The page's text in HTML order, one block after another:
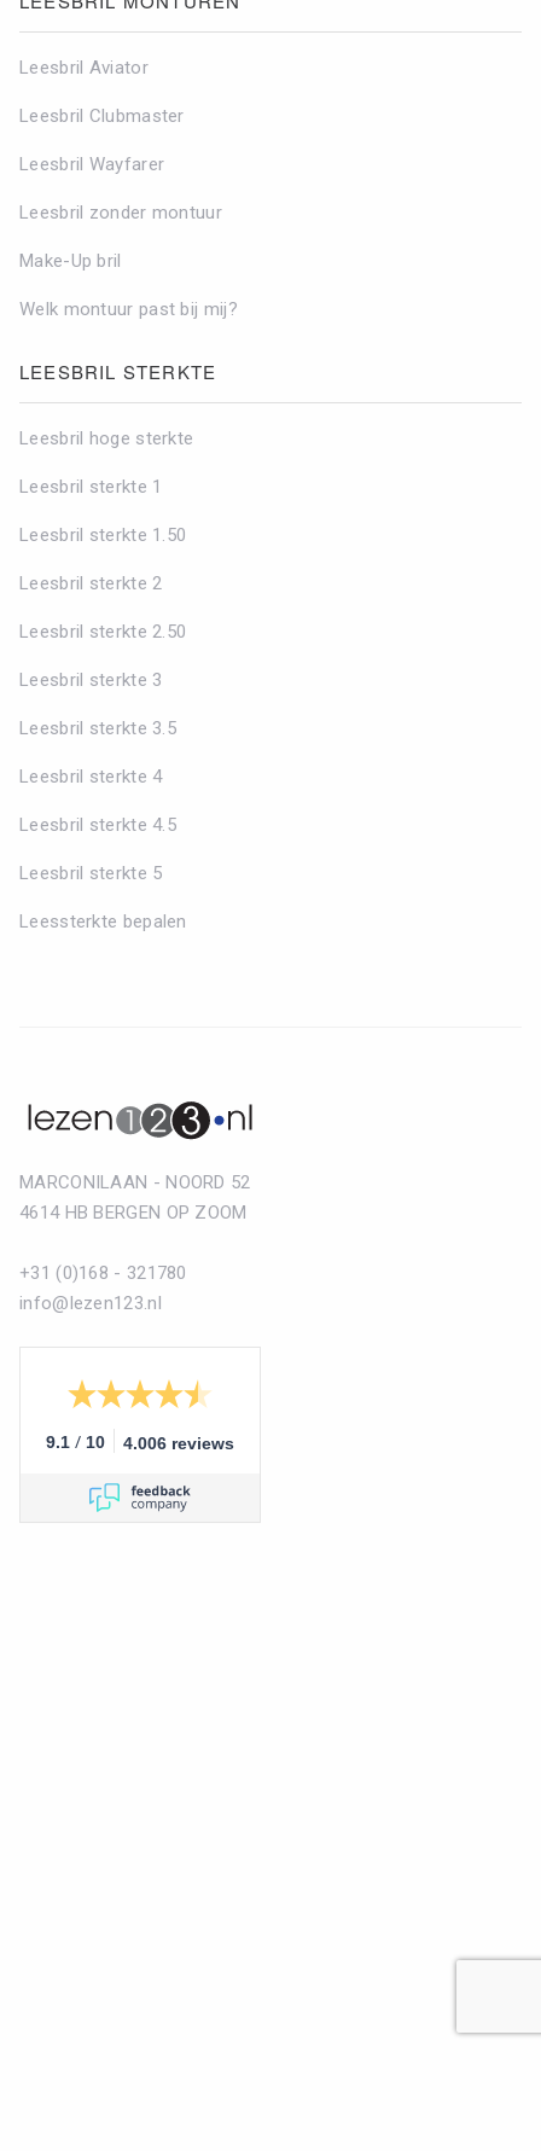
Leesbril Aviator
Leesbril Clubmaster
Leesbril Wayfarer
Leesbril zonder montuur
Make-Up bril
Welk montuur past bij mij?
LEESBRIL STERKTE
Leesbril hoge sterkte
Leesbril sterkte 1
Leesbril sterkte 1.50
Leesbril sterkte 2
Leesbril sterkte 2.50
Leesbril sterkte 3
Leesbril sterkte 3.5
Leesbril sterkte 4
Leesbril sterkte 4.5
Leesbril sterkte 5
Leessterkte bepalen
MARCONILAAN - NOORD 52
4614 HB BERGEN OP ZOOM
+31 (0)168 - 321780
info@lezen123.nl
9.1 / 10 4.006 reviews